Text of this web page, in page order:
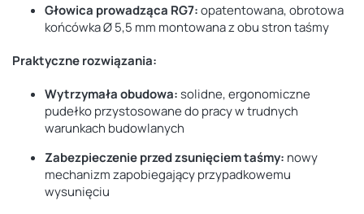
Głowica prowadząca RG7:opatentowana, obrotowa
końcówka Ø 5,5 mm montowana z obu stron taśmy
Praktyczne rozwiązania:
Wytrzymała obudowa:solidne, ergonomiczne
pudełko przystosowane do pracy w trudnych
warunkach budowlanych
Zabezpieczenie przed zsunięciem taśmy: nowy
mechanizm zapobiegający przypadkowemu
wysunięciu